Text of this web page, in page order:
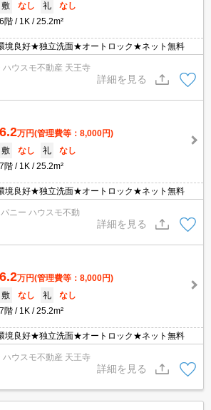
敷
なし 礼
なし
6階
1K 25.2m²
境良好★独立洗面★オートロック★ネット無料
ウスモ不動産 天王寺
詳細を見る
6.2万円(管理費等：8,000円)
敷
なし 礼
なし
7階
1K 25.2m²
境良好★独立洗面★オートロック★ネット無料
ニー ハウスモ不動
詳細を見る
6.2万円(管理費等：8,000円)
敷
なし 礼
なし
7階
1K 25.2m²
境良好★独立洗面★オートロック★ネット無料
ウスモ不動産 天王寺
詳細を見る